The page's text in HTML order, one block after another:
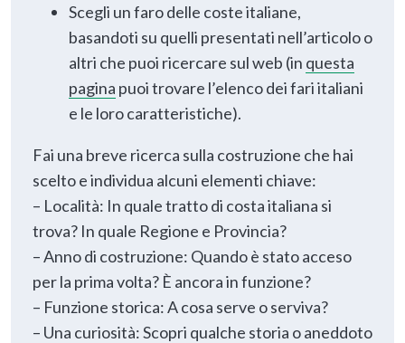
Scegli un faro delle coste italiane,
basandoti su quelli presentati nell’articolo o
altri che puoi ricercare sul web (in questa
pagina puoi trovare l’elenco dei fari italiani
e le loro caratteristiche).
Fai una breve ricerca sulla costruzione che hai
scelto e individua alcuni elementi chiave:
– Località: In quale tratto di costa italiana si
trova? In quale Regione e Provincia?
– Anno di costruzione: Quando è stato acceso
per la prima volta? È ancora in funzione?
– Funzione storica: A cosa serve o serviva?
– Una curiosità: Scopri qualche storia o aneddoto